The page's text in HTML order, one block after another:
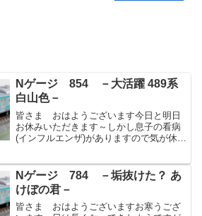
Nゲージ 854 －大活躍 489系
白山色－
皆さま おはようございます今日と明日
お休みいただきます～しかし息子の看病
(インフルエンザ)がありますので気が休ま
子は暇を持て余して1日中DVD三昧です。
ドラえもんに仮面...
Nゲージ 784 －垢抜けた？ あ
けぼの君－
皆さま おはようございますお寒うござ